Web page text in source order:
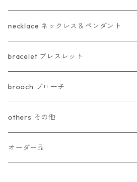
necklace ネックレス＆ペンダント
bracelet ブレスレット
brooch ブローチ
others その他
オーダー品